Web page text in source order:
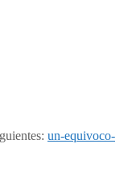
un-equivoco-